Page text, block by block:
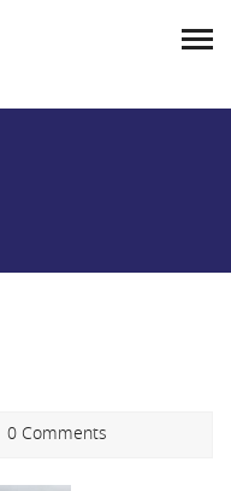
0 Comments